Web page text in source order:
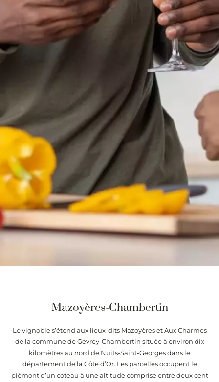
Mazoyères-Chambertin
Le vignoble s’étend aux lieux-dits Mazoyères et Aux Charmes
de la commune de Gevrey-Chambertin située à environ dix
kilomètres au nord de Nuits-Saint-Georges dans le
département de la Côte d’Or. Les parcelles occupent le
piémont d’un coteau à une altitude comprise entre deux cent